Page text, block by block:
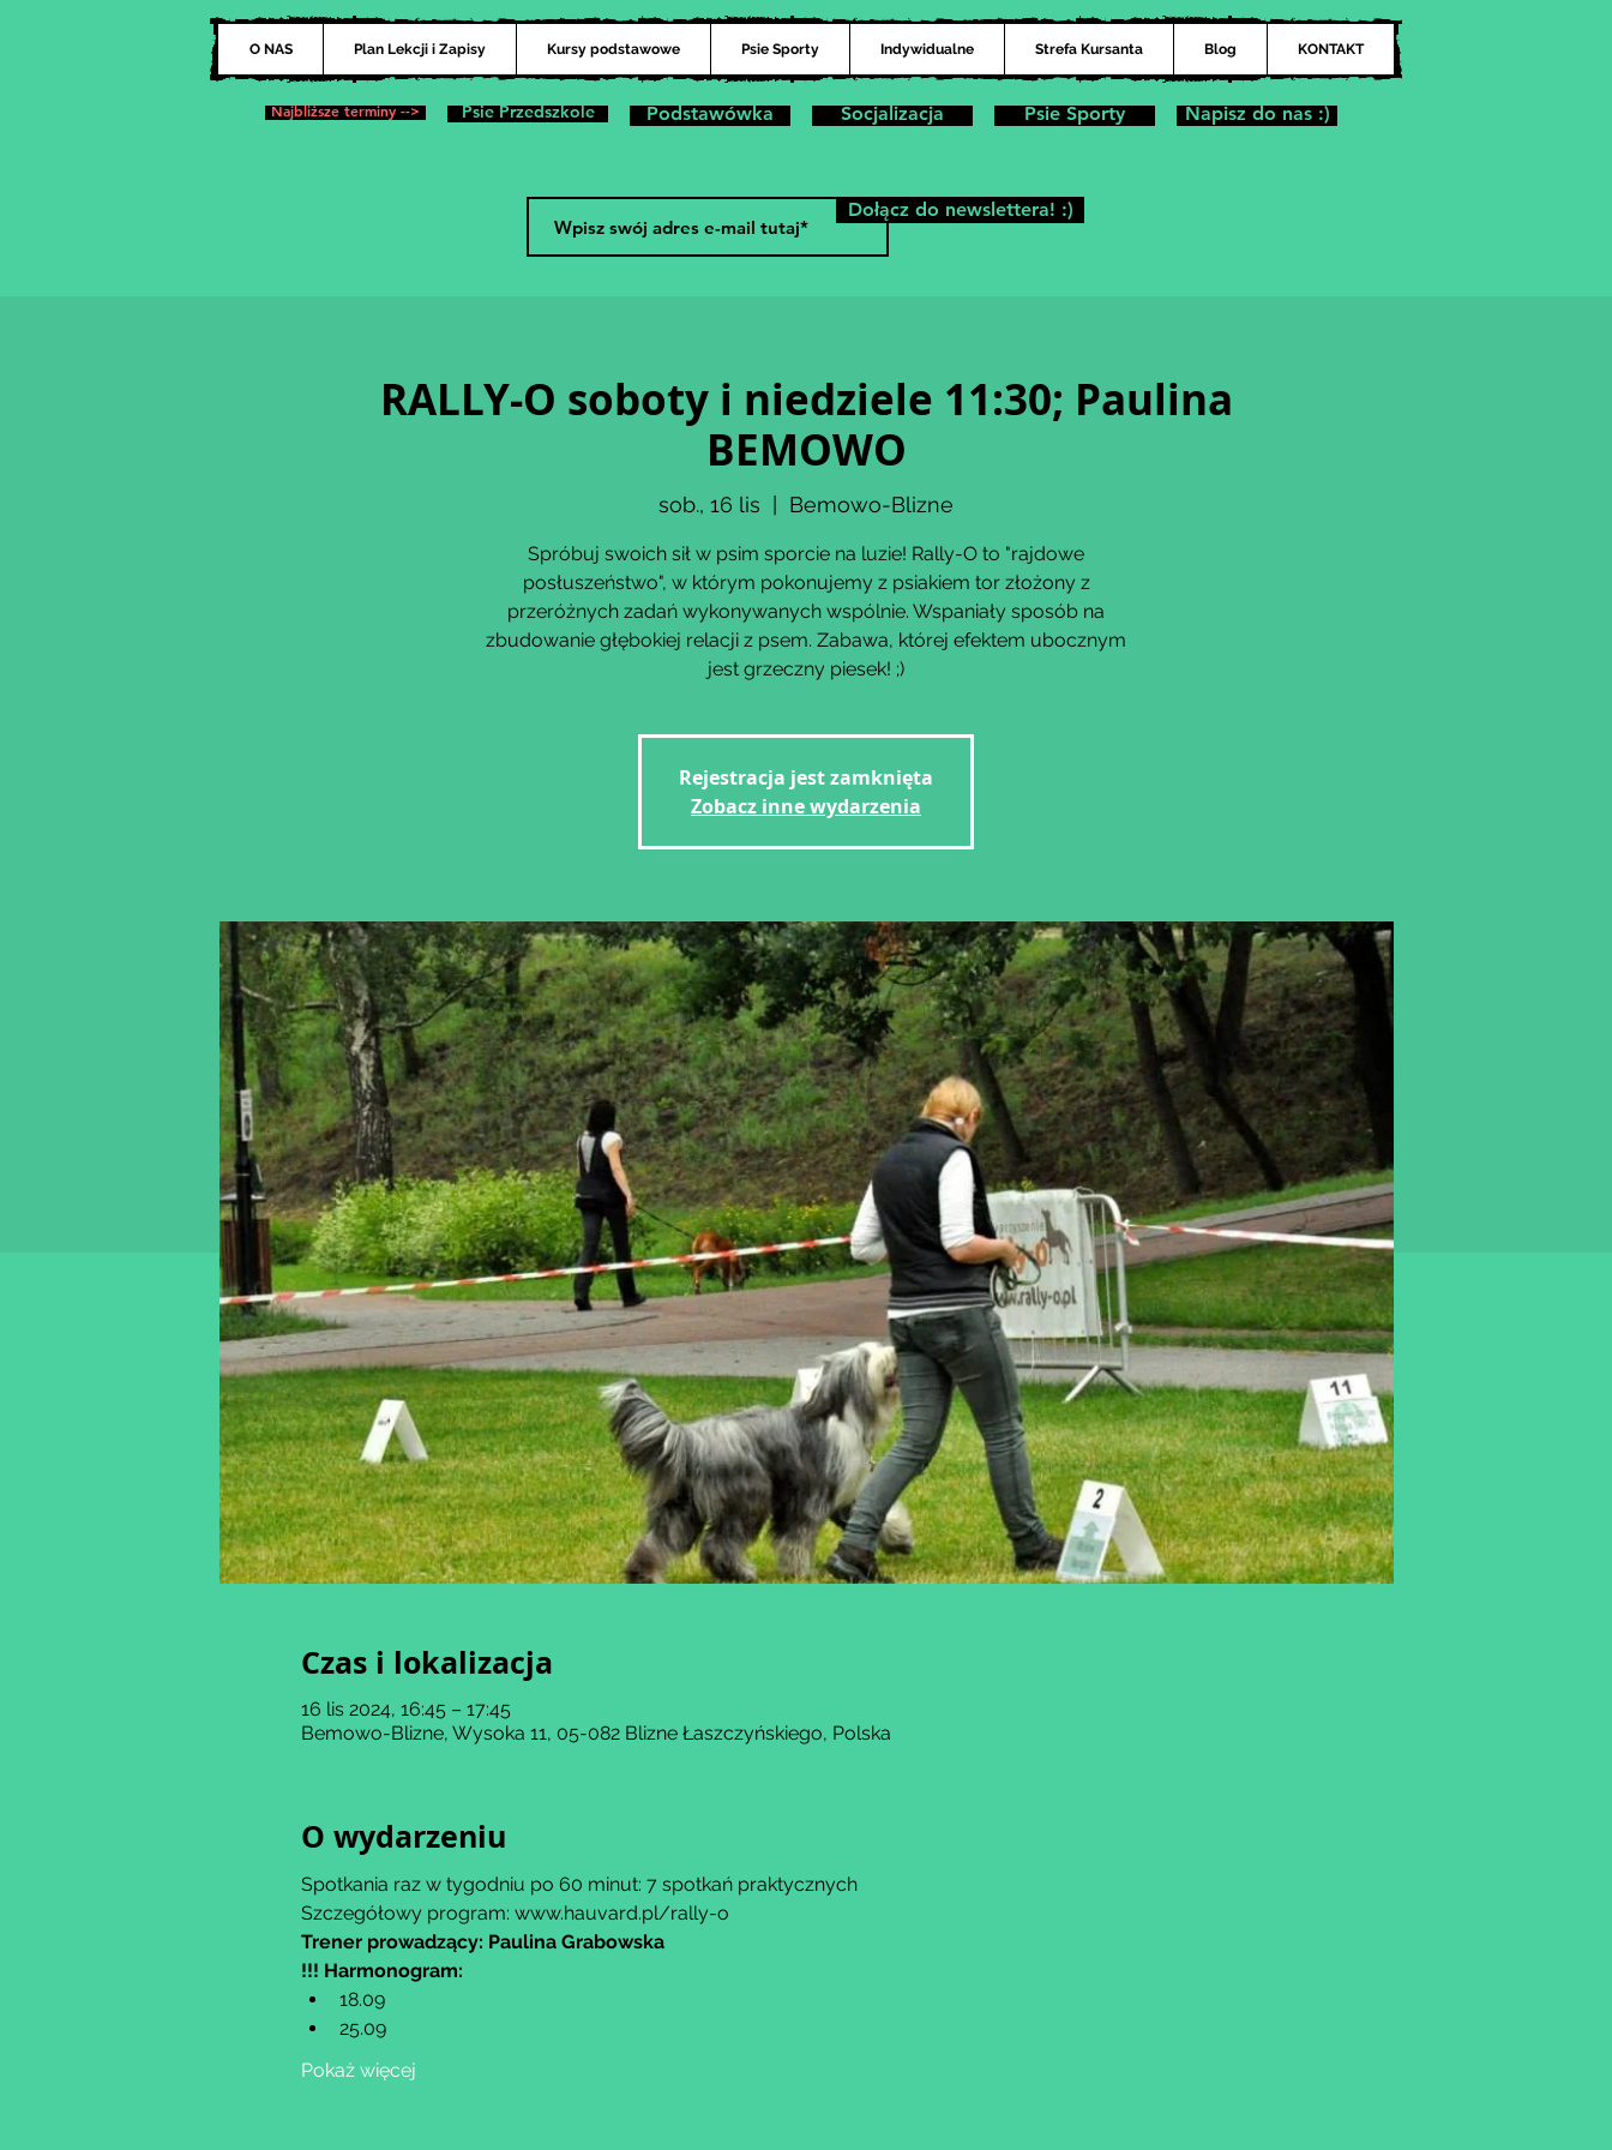
O NAS Plan Lekcji i Zapisy Kursy podstawowe Psie Sporty Indywidualne Strefa Kursanta Blog KONTAKT
Najbliższe terminy --> Psie Przedszkole Podstawówka Socjalizacja Psie Sporty Napisz do nas :)
RALLY-O soboty i niedziele 11:30; Paulina
BEMOWO
sob., 16 lis Bemowo-Blizne
Spróbuj swoich sił w psim sporcie na luzie! Rally-O to "rajdowe
posłuszeństwo", w którym pokonujemy z psiakiem tor złożony z
przeróżnych zadań wykonywanych wspólnie. Wspaniały sposób na
zbudowanie głębokiej relacji z psem. Zabawa, której efektem ubocznym
Rejestracja jest zamknięta
Zobacz inne wydarzenia
Czas i lokalizacja
16 lis 2024, 16:45 – 17:45
Bemowo-Blizne, Wysoka 11, 05-082 Blizne Łaszczyńskiego, Polska
O wydarzeniu
Spotkania raz w tygodniu po 60 minut: 7 spotkań praktycznych
Szczegółowy program: www.hauvard.pl/rally-o
Trener prowadzący: Paulina Grabowska
!!! Harmonogram:
18.09
25.09
Pokaż więcej
Dołącz do newslettera! :)